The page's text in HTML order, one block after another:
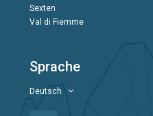
Sexten
Val di Fiemme
Sprache
Deutsch